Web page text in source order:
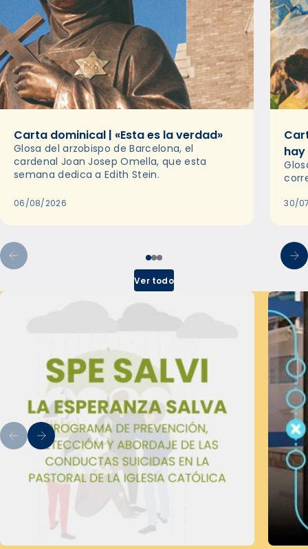
Carta dominical | «Esta es la verdad»
Glosa del arzobispo de Barcelona, el
cardenal Joan Josep Omella, que esta
semana dedica a Edith Stein.
06/08/2026 30/
Ver todo